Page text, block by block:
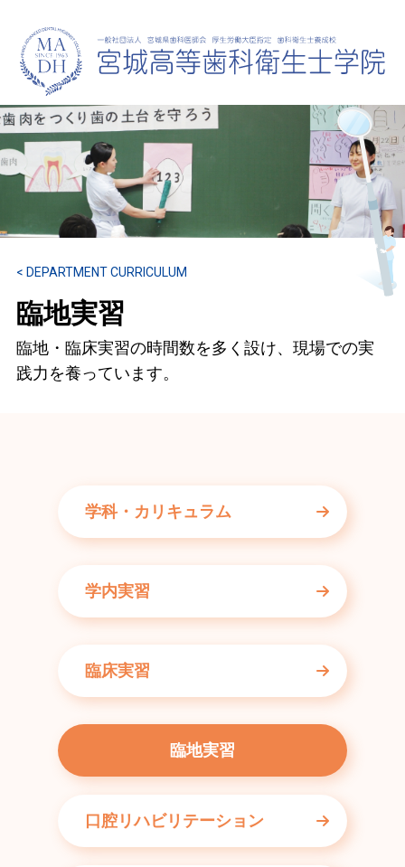
< DEPARTMENT CURRICULUM
臨地実習
臨地・臨床実習の時間数を多く設け、 現場での実
践力を養っています。
学科・カリキュラム
学内実習
臨床実習
臨地実習
口腔リハビリテーション